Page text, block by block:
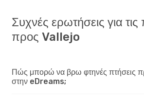
Συχνές ερωτήσεις για τις
προς Vallejo
Πώς μπορώ να βρω φτηνές πτήσεις
στην eDreams;